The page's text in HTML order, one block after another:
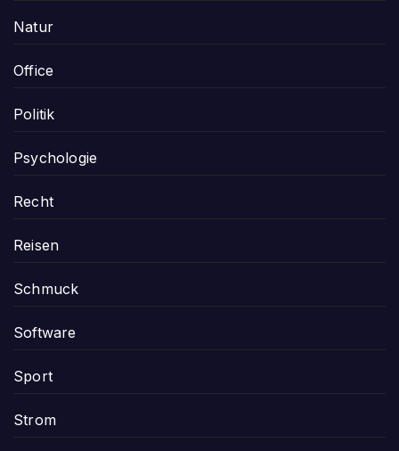
Natur
Office
Politik
Psychologie
Recht
Reisen
Schmuck
Software
Sport
Strom